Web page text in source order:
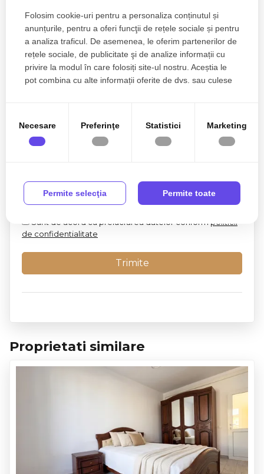
Esti interesat de aceasta proprietate ?
Sunt de acord cu prelucrarea datelor conform politicii
de confidentialitate
Proprietati similare
Folosim cookie-uri pentru a personaliza conținutul și
anunțurile, pentru a oferi funcţii de rețele sociale și pentru
a analiza traficul. De asemenea, le oferim partenerilor de
rețele sociale, de publicitate şi de analize informații cu
privire la modul în care folosiți site-ul nostru. Aceștia le
pot combina cu alte informații oferite de dvs. sau culese
Necesare Preferinţe Statistici Marketing
Permite selecţia Permite toate